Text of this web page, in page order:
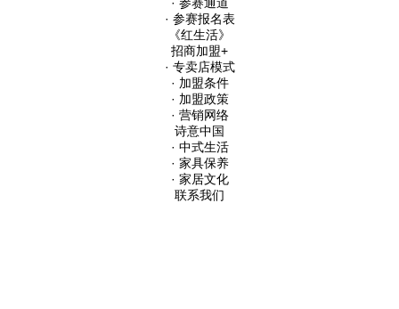
· 参赛报名表
《红生活》
招商加盟+
· 专卖店模式
· 加盟条件
· 加盟政策
· 营销网络
诗意中国
· 中式生活
· 家具保养
· 家居文化
联系我们